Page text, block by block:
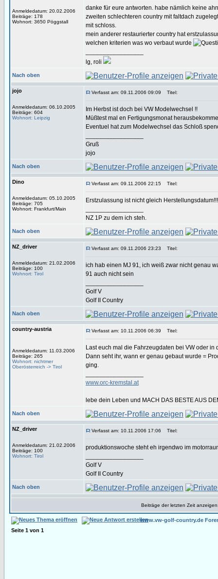
Anmeldedatum: 20.02.2006
Beiträge: 178
Wohnort: 3650 Pöggstall
danke für eure antworten. habe nämlich keine
zweiten schlechteren country mit faltdach
mit schloss.
mein anderer restaurierter country hat
welchen kriterien was wo verbaut wurde
lg, roli
Nach oben
jojo
Anmeldedatum: 06.10.2005
Beiträge: 604
Wohnort: Leipzig
Verfasst am: 09.11.2006 09:09 Titel:
Im Herbst ist doch bei VW Modelwechsel !!
Müßtest mal en Fertigungsmonat
Eventuel hat zum Modelwechsel das Schloß
Gruß
jojo
Nach oben
Dino
Anmeldedatum: 05.10.2005
Beiträge: 705
Wohnort: Frankfurt/Main
Verfasst am: 09.11.2006 22:15 Titel:
Erstzulassung ist nicht gleich
NZ 1P zu dem ich steh.
Nach oben
NZ_driver
Anmeldedatum: 21.02.2006
Beiträge: 100
Wohnort: Tirol
Verfasst am: 09.11.2006 23:23 Titel:
ich hab einen MJ 91, ich weiß zwar nicht genau
91 auch nicht sein
Golf V
Golf II Country
Nach oben
country-austria
Anmeldedatum: 11.03.2006
Beiträge: 265
Wohnort: nichtmer
Oberösterreich -> Tirol
Verfasst am: 10.11.2006 06:39 Titel:
Last euch mal die Fahrzeugdaten bei VW oder in
Dann seht ihr, wann er genau gebaut wurde =
ging.
www.orc-kremstal.at
lebe dein Leben und MACH DAS BESTE AUS
Nach oben
NZ_driver
Anmeldedatum: 21.02.2006
Beiträge: 100
Wohnort: Tirol
Verfasst am: 10.11.2006 17:06 Titel:
produktionswoche steht eh irgendwo im
Golf V
Golf II Country
Nach oben
Beiträge der letzten Zeit
www.vw-golf-country.de
Seite 1 von 1